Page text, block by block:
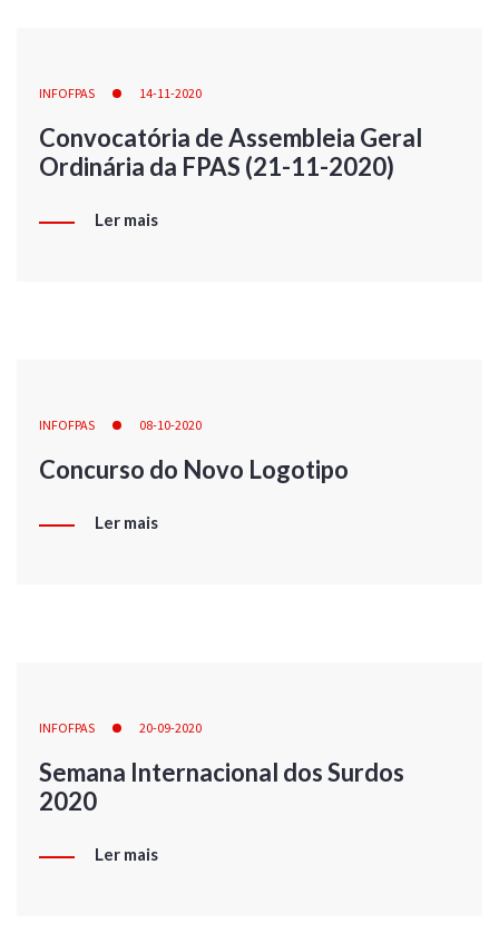
INFOFPAS 14-11-2020
Convocatória de Assembleia Geral
Ordinária da FPAS (21-11-2020)
Ler mais
INFOFPAS 08-10-2020
Concurso do Novo Logotipo
Ler mais
INFOFPAS 20-09-2020
Semana Internacional dos Surdos
2020
Ler mais